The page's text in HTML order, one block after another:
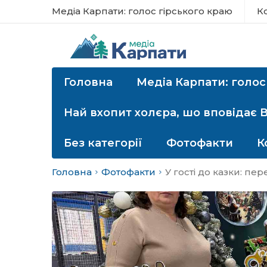
Медіа Карпати: голос гірського краю
Головна Медіа Карпати:
Най вхопит холєра, шо вповідає
Без категорії Фотофакти
Головна Фотофакти У гості до казки: